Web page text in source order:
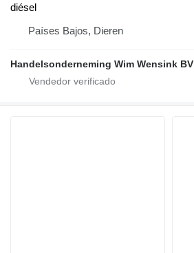
diésel
Países Bajos, Dieren
Handelsonderneming Wim Wensink BV